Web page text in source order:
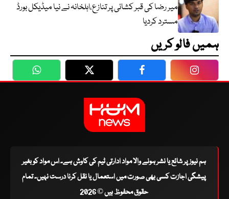
میر رضا کی قبر کشائی پر تنازع،اہلخانہ نے نیا میڈیکل بورڈ
مسترد کردیا
ہمیں فالو کریں
WhatsApp Twitter Facebook
ہم نیوز پر شائع یا نشر ہونے والا مواد ادارتی ٹیم کی کاوش ہے۔ اس مواد کو بغیر
پیشگی اجازت کسی بھی صورت میں استعمال یا نقل کرنا درست نہیں۔ تمام
حقوق محفوظ ہیں © 2026